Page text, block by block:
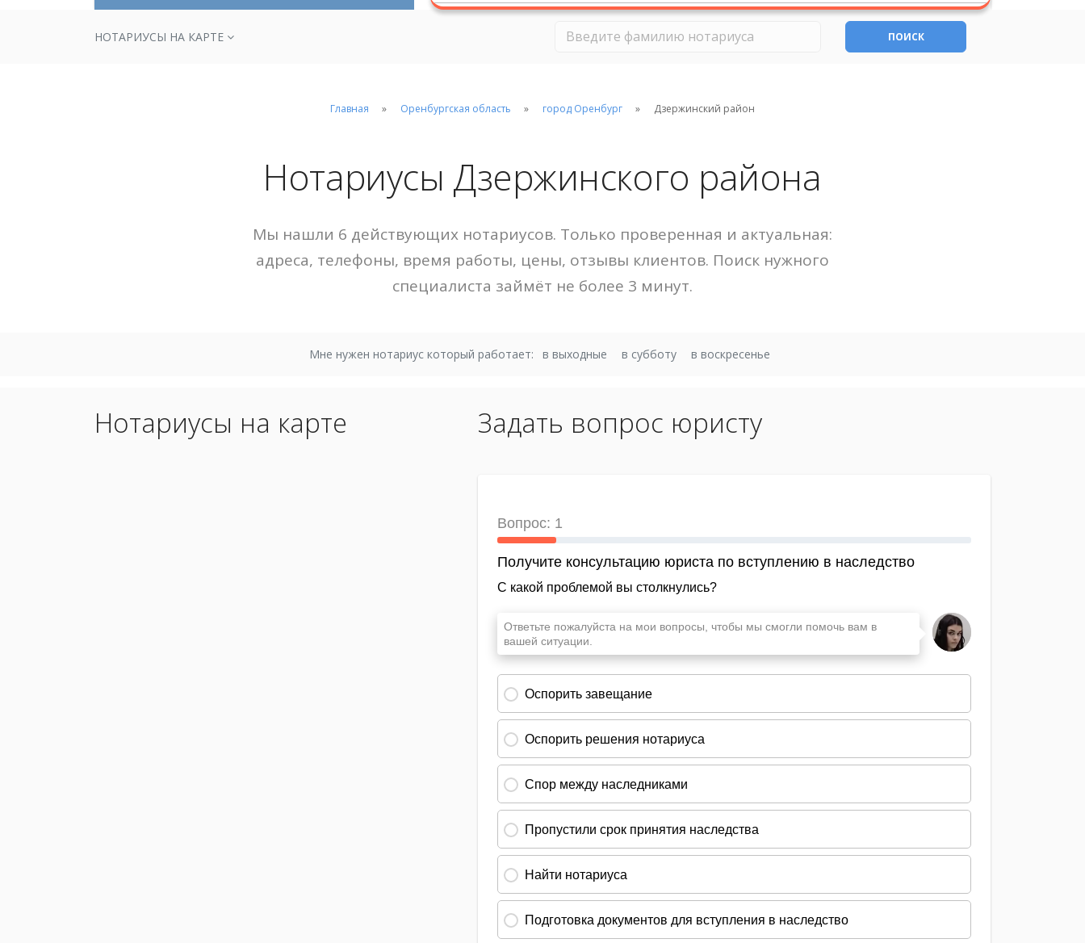
НОТАРИУСЫ НА КАРТЕ ПОИСК
Главная Оренбургская область город Оренбург Дзержинский район
Нотариусы Дзержинского района
Мы нашли 6 действующих нотариусов. Только проверенная и актуальная:
адреса, телефоны, время работы, цены, отзывы клиентов. Поиск нужного
специалиста займёт не более 3 минут.
Мне нужен нотариус который работает: в выходные в субботу в воскресенье
Нотариусы на карте Задать вопрос юристу